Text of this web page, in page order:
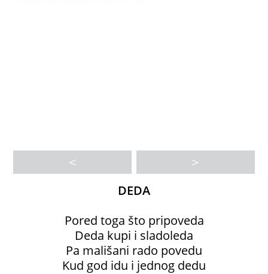
< >
DEDA
Pored toga što pripoveda
Deda kupi i sladoleda
Pa mališani rado povedu
Kud god idu i jednog dedu